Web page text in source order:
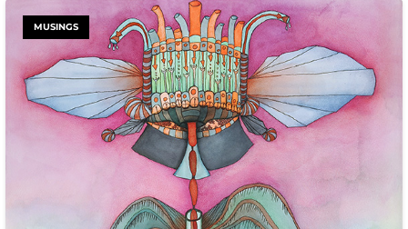
MUSINGS